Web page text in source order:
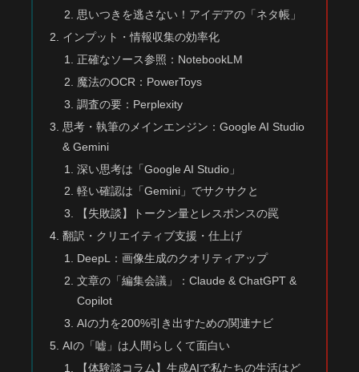
思いつきを逃さない！アイデアの「ネタ帳」
インプット・情報収集の効率化
正確なソース参照：NotebookLM
魔法のOCR：PowerToys
調査の要：Perplexity
思考・執筆のメインエンジン：Google AI Studio
& Gemini
深い思考は「Google AI Studio」
軽い確認は「Gemini」でサクサクと
【失敗談】トークン量とレスポンスの罠
翻訳・クリエイティブ支援・仕上げ
DeepL：画像生成のクオリティアップ
文章の「編集会議」：Claude & ChatGPT &
Copilot
AIの力を200%引き出すための関連ナビ
AIの「嘘」は人間らしくて面白い
【体験談コラム】生成AIで私たちの生活はど